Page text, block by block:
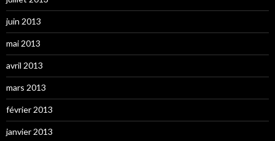
juin 2013
mai 2013
avril 2013
mars 2013
février 2013
janvier 2013